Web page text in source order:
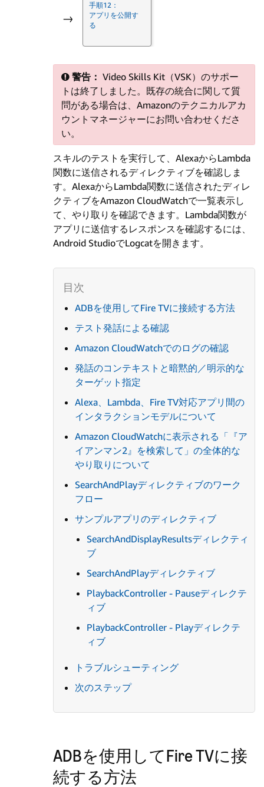
→
手順12：
アプリを公開す
る
警告： Video Skills Kit（VSK）のサポー
トは終了しました。既存の統合に関して質
問がある場合は、Amazonのテクニカルアカ
ウントマネージャーにお問い合わせくださ
い。
スキルのテストを実行して、AlexaからLambda
関数に送信されるディレクティブを確認しま
す。AlexaからLambda関数に送信されたディレ
クティブをAmazon CloudWatchで一覧表示し
て、やり取りを確認できます。Lambda関数が
アプリに送信するレスポンスを確認するには、
Android StudioでLogcatを開きます。
ADBを使用してFire TVに接続する方法
テスト発話による確認
Amazon CloudWatchでのログの確認
発話のコンテキストと暗黙的／明示的な
ターゲット指定
Alexa、Lambda、Fire TV対応アプリ間の
インタラクションモデルについて
Amazon CloudWatchに表示される「『ア
イアンマン2』を検索して」の全体的な
やり取りについて
SearchAndPlayディレクティブのワーク
フロー
サンプルアプリのディレクティブ
SearchAndDisplayResultsディレクティ
ブ
SearchAndPlayディレクティブ
PlaybackController - Pauseディレクテ
ィブ
PlaybackController - Playディレクテ
ィブ
トラブルシューティング
次のステップ
ADBを使用してFire TVに接
続する方法